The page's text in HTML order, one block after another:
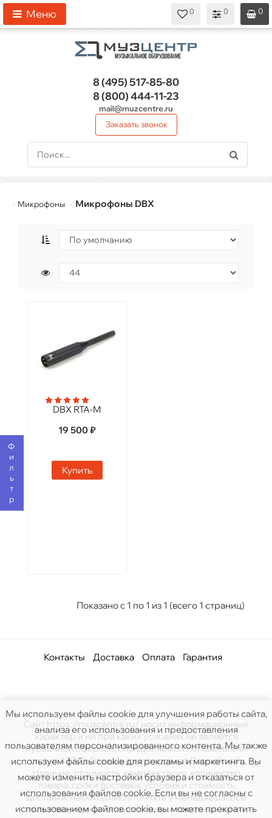
0
0
0
Меню
8 (495)517-85-80
8 (800)444-11-23
mail@muzcentre.ru
Заказать звонок
Микрофоны Микрофоны DBX
Фильтр
DBX RTA-M
19 500 ₽
Купить
Показано с 1 по 1 из 1 (всего 1 страниц)
Контакты Доставка Оплата Гарантия
Сайт https://muzcentre.ru/ носит информационный
характер и ни при каких условиях не является
публичной офертой, определяемой положениями
статьи 437(2) Гражданского кодекса Российской.
Наличие, стоимость, комплектация, количество
товара, сроки доставки, условия и стоимость
доставки, необходимо уточнять у менеджера. Все
права защищены. Все логотипы и товарные знаки,
Мы используем файлы cookie для улучшения работы сайта,
анализа его использования и предоставления
пользователям персонализированного контента. Мы также
используем файлы cookie для рекламы и маркетинга. Вы
можете изменить настройки браузера и отказаться от
использования файлов cookie. Если вы не согласны с
использованием файлов cookie, вы можете прекратить